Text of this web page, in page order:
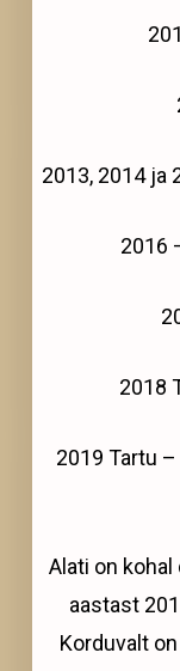
2013, 2014 ja
2016
2018
2019 Tartu
Alati on kohal
aastast
Korduvalt